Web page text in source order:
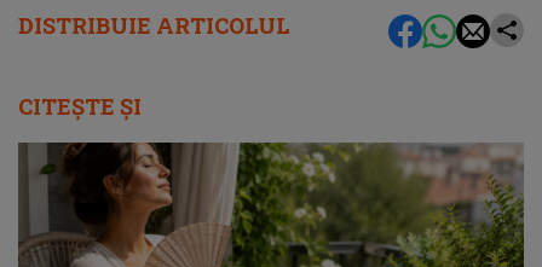
DISTRIBUIE ARTICOLUL
CITEȘTE ȘI